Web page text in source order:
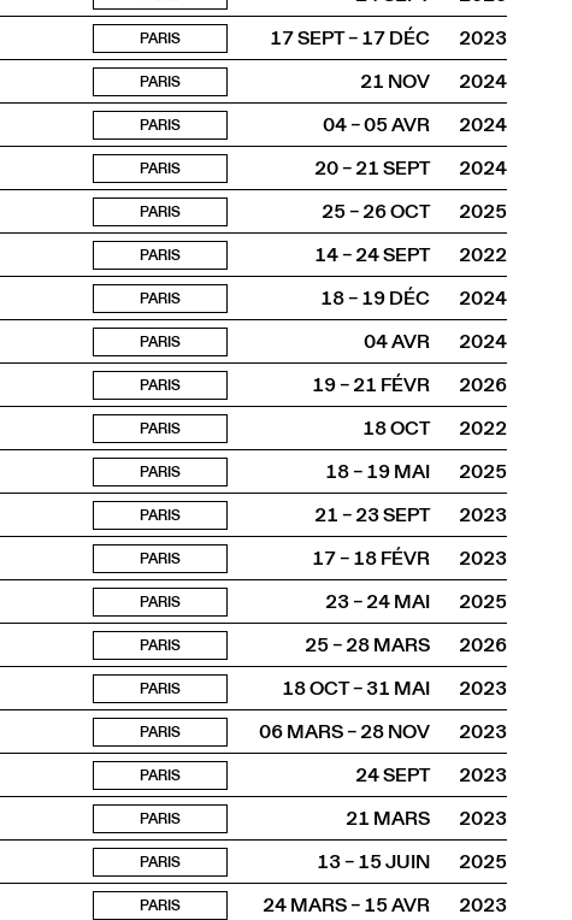
PARIS 17 SEPT – 17 DÉC
2023
PARIS 21 NOV
2024
PARIS 04 – 05 AVR
2024
PARIS 20 – 21 SEPT
2024
PARIS 25 – 26 OCT
2025
PARIS 14 – 24 SEPT
2022
PARIS 18 – 19 DÉC
2024
PARIS 04 AVR
2024
PARIS 19 – 21 FÉVR
2026
PARIS 18 OCT
2022
PARIS 18 – 19 MAI
2025
PARIS 21 – 23 SEPT
2023
PARIS 17 – 18 FÉVR
2023
PARIS 23 – 24 MAI
2025
PARIS 25 – 28 MARS
2026
PARIS 18 OCT – 31 MAI
2023
PARIS 06 MARS – 28 NOV
2023
PARIS 24 SEPT
2023
PARIS 21 MARS
2023
PARIS 13 – 15 JUIN
2025
PARIS 24 MARS – 15 AVR
2023